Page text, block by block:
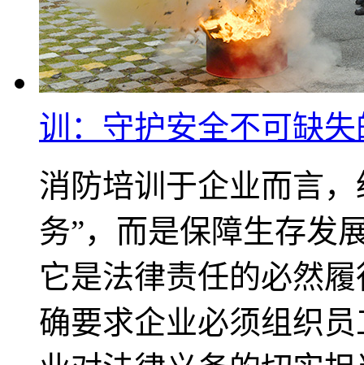
训：守护安全不可缺
消防培训于企业而言
务”，而是保障生存发
它是法律责任的必然
确要求企业必须组织